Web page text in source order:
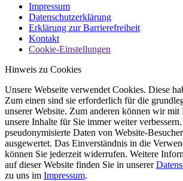
Impressum
Datenschutzerklärung
Erklärung zur Barrierefreiheit
Kontakt
Cookie-Einstellungen
Hinweis zu Cookies
Unsere Webseite verwendet Cookies. Diese
Zum einen sind sie erforderlich für die
unserer Website. Zum anderen können wir
unsere Inhalte für Sie immer weiter
pseudonymisierte Daten von Website-
ausgewertet. Das Einverständnis in die
können Sie jederzeit widerrufen. Weitere
auf dieser Website finden Sie in unserer
zu uns im Impressum.